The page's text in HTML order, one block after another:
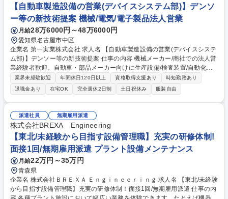
【自動車製造設備の営業(デバイスシステム部)】デンソ
ー等の新技術提案 機械/電気/電子製品法人営業
月給28万6000円～48万6000円
愛知県名古屋市中区
企業名 第一実業株式会社 求人名 【自動車製造設備の営業(デバイスシステ
ム部)】デンソー等の新技術提案 仕事の内容 機械メーカー/商社での法人営
業経験者歓迎。自動車・部品メーカー向けに生産設備/検査装置/自動化設
備の提案をお任せ。自動車の電動化/ADAS/センシング領域など成長分野に
世界の技術を組み合わせた設備提案可能。 【具体的な業務内容】 ■自動車
関連メーカーへの課題ヒアリング ■組立・検査・搬送等の生産設備提案 ■
国内外メーカーとの仕様・価格・納期調整 ■装置導入時の進行管理、立会
い、アフターフォロー ■既存顧客深耕、新技術・新商材の提案 募集職種
【自動車製造設備の営業(デバイスシステム部)】デンソー等の新技術提案
業界未経験歓迎 年間休日120日以上 資格取得支援あり
時短勤務あり
退職金あり
在宅OK 完全週休2日制 土日祝休み 服装自由
派遣社員 無期雇用派遣
株式会社BREXA Engineering
【東北/未経験から目指す設備管理職】充実の研修体制!
面接1回/無期雇用派遣 プラント設備メンテナンス
月給22万円～35万円
青森県
企業名 株式会社ＢＲＥＸＡ Ｅｎｇｉｎｅｅｒｉｎｇ 求人名 【東北/未経験
から目指す設備管理職】充実の研修体制！面接1回/無期雇用派遣 仕事の内